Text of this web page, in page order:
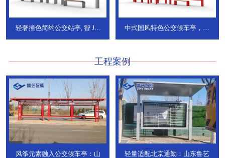
轻奢撞色简约公交站亭, 智 JT-
中式国风特色公交候车亭，承
工程案例
风筝元素融入公交候车亭：山 轻量适配北京通勤：山东鲁艺